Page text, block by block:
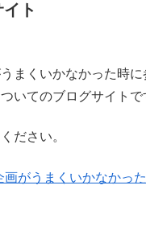
ト
まくいかなかった時に
いてのブログサイトで
ださい。
画がうまくいかなかっ